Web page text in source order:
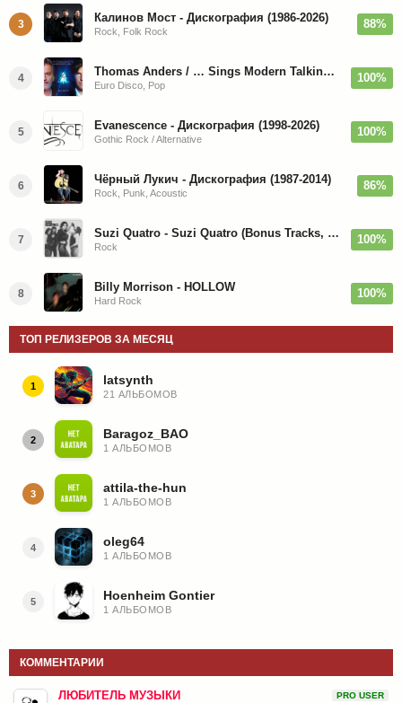
3 Калинов Мост - Дискография (1986-2026)
Rock, Folk Rock
88%
4 Thomas Anders / … Sings Modern Talking: The Best hi-res
Euro Disco, Pop
100%
5 Evanescence - Дискография (1998-2026)
Gothic Rock / Alternative
100%
6 Чёрный Лукич - Дискография (1987-2014)
Rock, Punk, Acoustic
86%
7 Suzi Quatro - Suzi Quatro (Bonus Tracks, Remaster) 1973/2022
Rock
100%
8 Billy Morrison - HOLLOW
Hard Rock
100%
ТОП РЕЛИЗЕРОВ ЗА МЕСЯЦ
1 latsynth
21 АЛЬБОМОВ
2 Baragoz_BAO
1 АЛЬБОМОВ
3 attila-the-hun
1 АЛЬБОМОВ
4 oleg64
1 АЛЬБОМОВ
5 Hoenheim Gontier
1 АЛЬБОМОВ
КОММЕНТАРИИ
ЛЮБИТЕЛЬ МУЗЫКИ PRO USER